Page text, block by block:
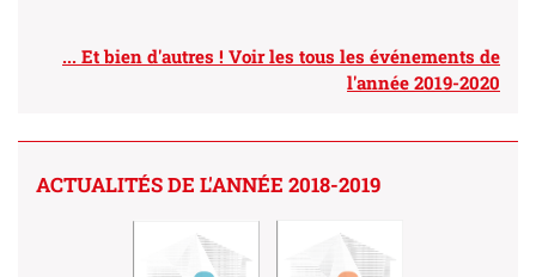
... Et bien d'autres ! Voir les tous les événements de
l'année 2019-2020
ACTUALITÉS DE L'ANNÉE 2018-2019